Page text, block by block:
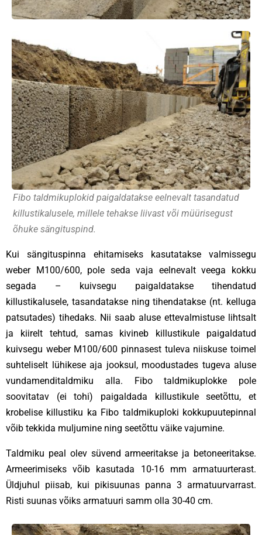
Fibo taldmikuplokid paigaldatakse eelnevalt tasandatud
killustikalusele, millele tehakse liivast või müürisegust
õhuke sängituspind.
Kui sängituspinna ehitamiseks kasutatakse valmissegu
weber M100/600, pole seda vaja eelnevalt veega kokku
segada – kuivsegu paigaldatakse tihendatud
killustikalusele, tasandatakse ning tihendatakse (nt. kelluga
patsutades) tihedaks. Nii saab aluse ettevalmistuse lihtsalt
ja kiirelt tehtud, samas kivineb killustikule paigaldatud
kuivsegu weber M100/600 pinnasest tuleva niiskuse toimel
suhteliselt lühikese aja jooksul, moodustades tugeva aluse
vundamenditaldmiku alla. Fibo taldmikuplokke pole
soovitatav (ei tohi) paigaldada killustikule seetõttu, et
krobelise killustiku ka Fibo taldmikuploki kokkupuutepinnal
võib tekkida muljumine ning seetõttu väike vajumine.
Taldmiku peal olev süvend armeeritakse ja betoneeritakse.
Armeerimiseks võib kasutada 10-16 mm armatuurterast.
Üldjuhul piisab, kui pikisuunas panna 3 armatuurvarrast.
Risti suunas võiks armatuuri samm olla 30-40 cm.